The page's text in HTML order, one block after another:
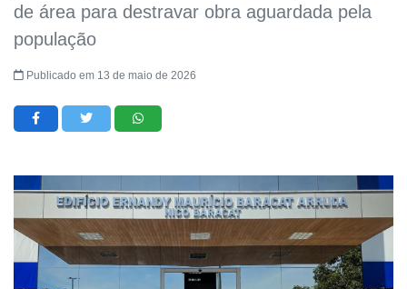
de área para destravar obra aguardada pela
população
Publicado em 13 de maio de 2026